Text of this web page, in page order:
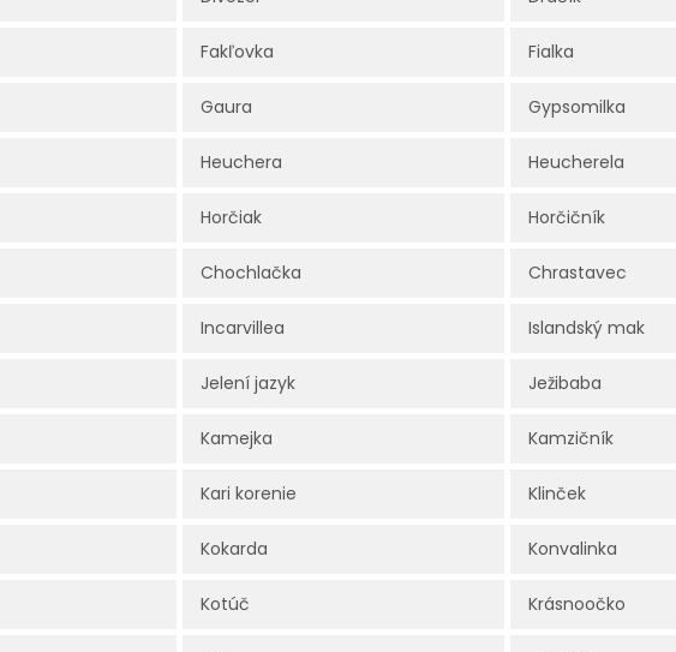
Fakľovka Fialka
Gaura Gypsomilka
Heuchera Heucherela
Horčiak Horčičník
Chochlačka Chrastavec
Incarvillea Islandský mak
Jelení jazyk Ježibaba
Kamejka Kamzičník
Kari korenie Klinček
Kokarda Konvalinka
Kotúč Krásnoočko